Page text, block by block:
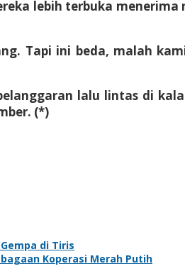
lebih terbuka
Tapi ini beda, malah
lalu lintas di
(*)
di Tiris
Koperasi Merah Putih